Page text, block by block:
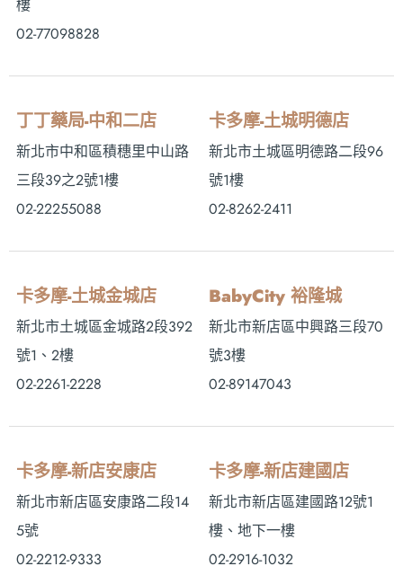
樓
02-77098828
丁丁藥局-中和二店
新北市中和區積穗里中山路
三段39之2號1樓
02-22255088
卡多摩-土城明德店
新北市土城區明德路二段96
號1樓
02-8262-2411
卡多摩-土城金城店
新北市土城區金城路2段392
號1、2樓
02-2261-2228
BabyCity 裕隆城
新北市新店區中興路三段70
號3樓
02-89147043
卡多摩-新店安康店
新北市新店區安康路二段14
5號
02-2212-9333
卡多摩-新店建國店
新北市新店區建國路12號1
樓、地下一樓
02-2916-1032